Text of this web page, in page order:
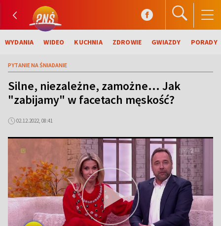
WYDANIA WIDEO KUCHNIA ZDROWIE GWIAZDY PORADY
PYTANIE NA ŚNIADANIE
Silne, niezależne, zamożne... Jak
"zabijamy" w facetach męskość?
02.12.2022, 08:41